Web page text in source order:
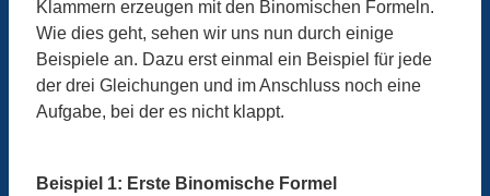
Klammern erzeugen mit den Binomischen Formeln.
Wie dies geht, sehen wir uns nun durch einige
Beispiele an. Dazu erst einmal ein Beispiel für jede
der drei Gleichungen und im Anschluss noch eine
Aufgabe, bei der es nicht klappt.
Beispiel 1: Erste Binomische Formel